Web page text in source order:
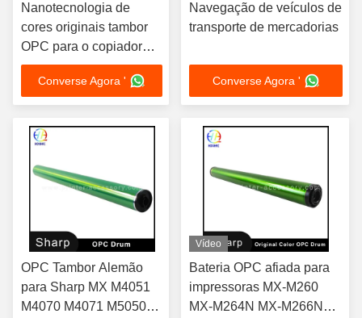
Nanotecnologia de
cores originais tambor
OPC para o copiador
digital da série Sharp
MX 2310 2610 3110
3610 3640
Converse Agora '
Navegação de veículos de
transporte de mercadorias
Converse Agora '
OPC Tambor Alemão
para Sharp MX M4051
M4070 M4071 M5050
Vídeo
Bateria OPC afiada para
impressoras MX-M260
MX-M264N MX-M266N